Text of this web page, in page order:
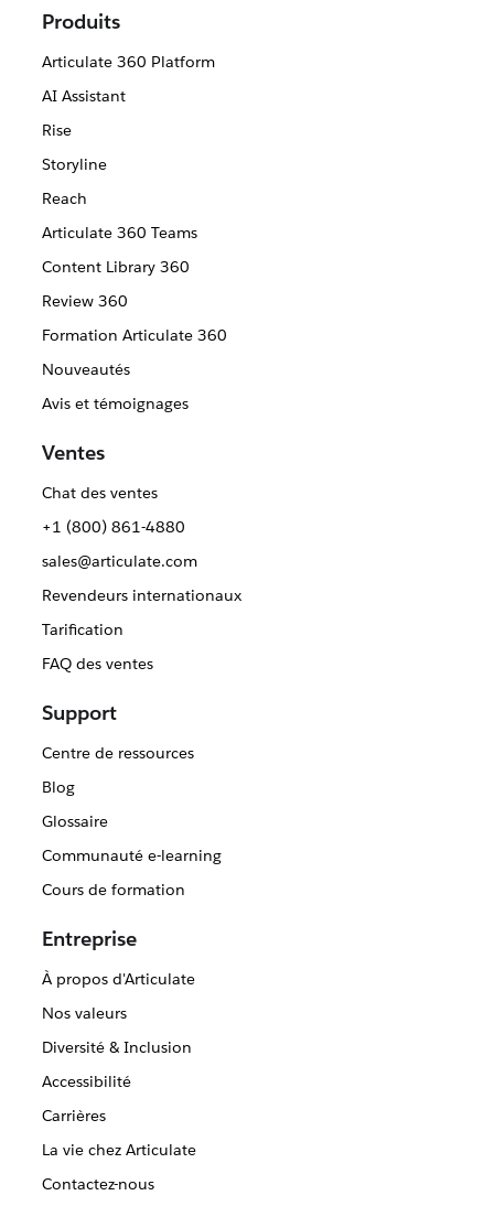
Produits
Articulate 360 Platform
AI Assistant
Rise
Storyline
Reach
Articulate 360 Teams
Content Library 360
Review 360
Formation Articulate 360
Nouveautés
Avis et témoignages
Ventes
Chat des ventes
+1 (800) 861-4880
sales@articulate.com
Revendeurs internationaux
Tarification
FAQ des ventes
Support
Centre de ressources
Blog
Glossaire
Communauté e-learning
Cours de formation
Entreprise
À propos d'Articulate
Nos valeurs
Diversité & Inclusion
Accessibilité
Carrières
La vie chez Articulate
Contactez-nous